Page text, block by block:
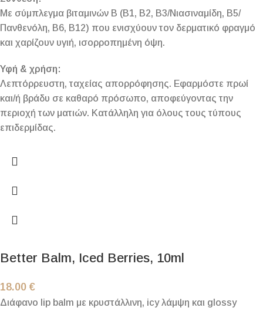
Με σύμπλεγμα βιταμινών Β (Β1, Β2, Β3/Νιασιναμίδη, Β5/
Πανθενόλη, Β6, Β12) που ενισχύουν τον δερματικό φραγμό
και χαρίζουν υγιή, ισορροπημένη όψη.
Υφή & χρήση:
Λεπτόρρευστη, ταχείας απορρόφησης. Εφαρμόστε πρωί
και/ή βράδυ σε καθαρό πρόσωπο, αποφεύγοντας την
περιοχή των ματιών. Κατάλληλη για όλους τους τύπους
επιδερμίδας.
Better Balm, Iced Berries, 10ml
18.00 €
Διάφανο lip balm με κρυστάλλινη, icy λάμψη και glossy